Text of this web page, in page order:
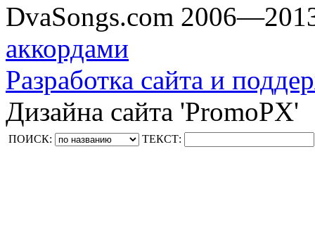
DvaSongs.com
аккордами
Разработка сайта и
Дизайна сайта 'PromoPX'
ПОИСК: ТЕКСТ: